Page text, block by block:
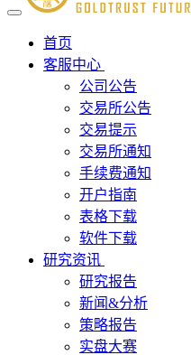
首页
客服中心
公司公告
交易所公告
交易提示
交易所通知
手续费通知
开户指南
表格下载
软件下载
研究资讯
研究报告
新闻&分析
策略报告
实盘大赛